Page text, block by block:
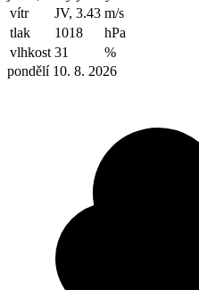
vítr
JV, 3.43 m/s
tlak
1018
hPa
vlhkost 31
%
pondělí 10. 8. 2026